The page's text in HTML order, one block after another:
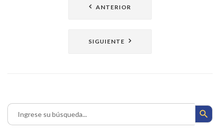
ANTERIOR
SIGUIENTE
Search
for:
Search Button